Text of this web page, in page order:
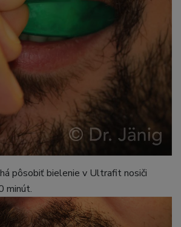
pôsobiť bielenie v Ultrafit nosiči
minút.